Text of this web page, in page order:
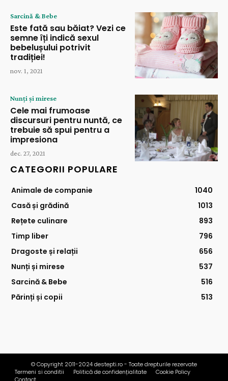
Sarcină & Bebe
Este fată sau băiat? Vezi ce
semne îți indică sexul
bebelușului potrivit
tradiției!
nov. 1, 2021
Nunți și mirese
Cele mai frumoase
discursuri pentru nuntă, ce
trebuie să spui pentru a
impresiona
dec. 27, 2021
CATEGORII POPULARE
Animale de companie
1040
Casă și grădină
1013
Rețete culinare
893
Timp liber
796
Dragoste și relații
656
Nunți și mirese
537
Sarcină & Bebe
516
Părinți și copii
513
© Copyright 2011-2024 destepti.ro - Toate drepturile rezervate
Termeni si conditii
Politică de confidențialitate
Cookie Policy